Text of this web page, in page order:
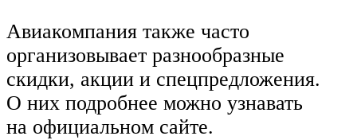
Авиакомпания также часто
организовывает разнообразные
скидки, акции и спецпредложения.
О них подробнее можно узнавать
на официальном сайте.